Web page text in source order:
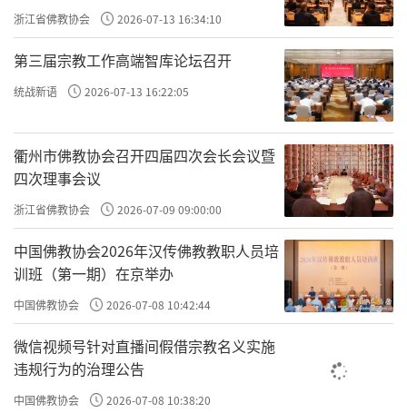
浙江省佛教协会 2026-07-13 16:34:10
第三届宗教工作高端智库论坛召开
统战新语 2026-07-13 16:22:05
衢州市佛教协会召开四届四次会长会议暨
四次理事会议
浙江省佛教协会 2026-07-09 09:00:00
中国佛教协会2026年汉传佛教教职人员培
训班（第一期）在京举办
中国佛教协会 2026-07-08 10:42:44
微信视频号针对直播间假借宗教名义实施
违规行为的治理公告
中国佛教协会 2026-07-08 10:38:20